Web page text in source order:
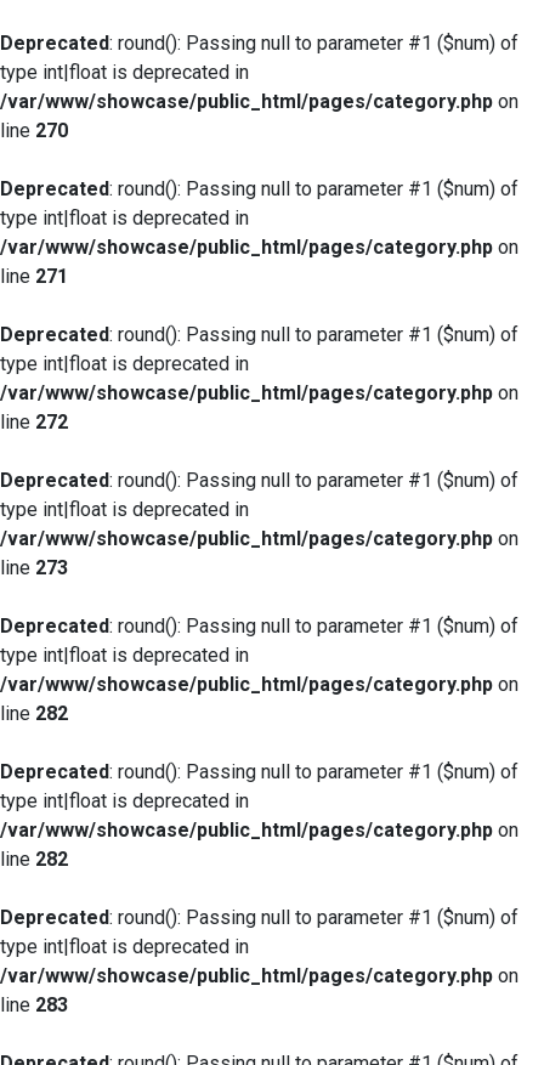
Deprecated: round(): Passing null to parameter #1 ($num) of
type int|float is deprecated in
/var/www/showcase/public_html/pages/category.php on
line 270
Deprecated: round(): Passing null to parameter #1 ($num) of
type int|float is deprecated in
/var/www/showcase/public_html/pages/category.php on
line 271
Deprecated: round(): Passing null to parameter #1 ($num) of
type int|float is deprecated in
/var/www/showcase/public_html/pages/category.php on
line 272
Deprecated: round(): Passing null to parameter #1 ($num) of
type int|float is deprecated in
/var/www/showcase/public_html/pages/category.php on
line 273
Deprecated: round(): Passing null to parameter #1 ($num) of
type int|float is deprecated in
/var/www/showcase/public_html/pages/category.php on
line 282
Deprecated: round(): Passing null to parameter #1 ($num) of
type int|float is deprecated in
/var/www/showcase/public_html/pages/category.php on
line 282
Deprecated: round(): Passing null to parameter #1 ($num) of
type int|float is deprecated in
/var/www/showcase/public_html/pages/category.php on
line 283